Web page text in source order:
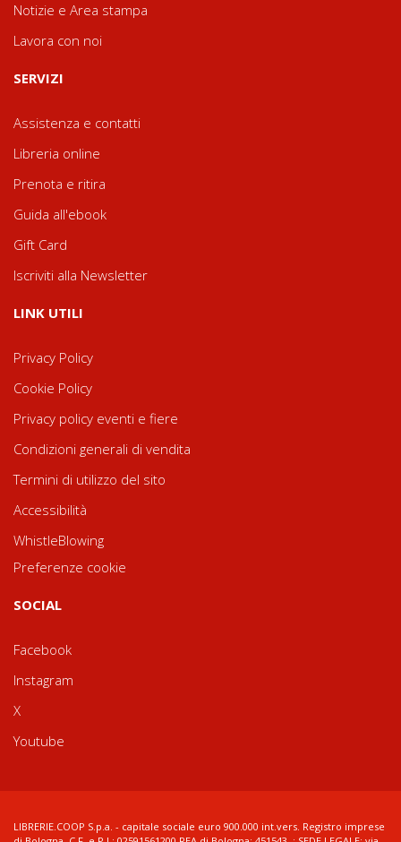
Notizie e Area stampa
Lavora con noi
SERVIZI
Assistenza e contatti
Libreria online
Prenota e ritira
Guida all'ebook
Gift Card
Iscriviti alla Newsletter
LINK UTILI
Privacy Policy
Cookie Policy
Privacy policy eventi e fiere
Condizioni generali di vendita
Termini di utilizzo del sito
Accessibilità
WhistleBlowing
Preferenze cookie
SOCIAL
Facebook
Instagram
X
Youtube
LIBRERIE.COOP S.p.a. - capitale sociale euro 900.000 int.vers. Registro imprese